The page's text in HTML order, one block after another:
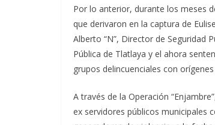
Por lo anterior, durante los meses
que derivaron en la captura de
Alberto “N”, Director de Seguridad
Pública de Tlatlaya y el ahora
grupos delincuenciales con
A través de la Operación
ex servidores públicos municipales